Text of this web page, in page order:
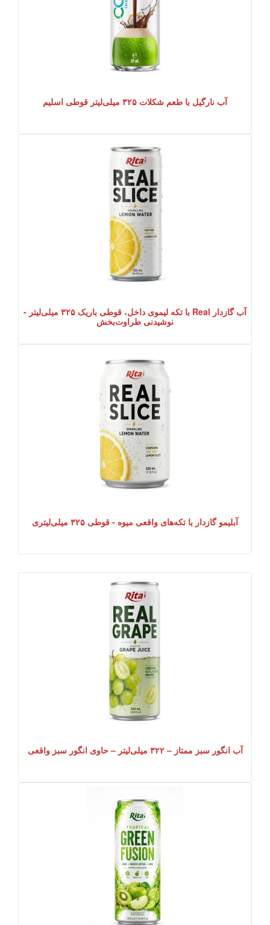
آب نارگیل با طعم شکلات ۳۲۵ میلی‌لیتر قوطی اسلیم
آب گازدار Real با تکه لیموی داخل، قوطی باریک ۳۲۵ میلی‌لیتر -
نوشیدنی طراوت‌بخش
آبلیمو گازدار با تکه‌های واقعی میوه - قوطی ۳۲۵ میلی‌لیتری
آب انگور سبز ممتاز – ۳۲۲ میلی‌لیتر – حاوی انگور سبز واقعی